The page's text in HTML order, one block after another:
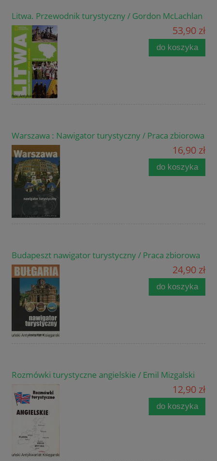
Litwa. Przewodnik turystyczny / Gordon McLachlan
53,90 zł
do koszyka
Warszawa : Nawigator turystyczny / Praca zbiorowa
16,90 zł
do koszyka
Budapeszt nawigator turystyczny / Praca zbiorowa
24,90 zł
do koszyka
Rozmówki turystyczne angielskie / Emil Mizgalski
12,90 zł
do koszyka